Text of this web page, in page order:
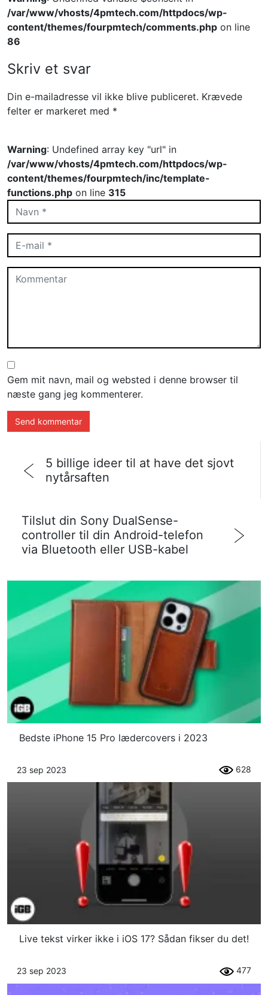
/var/www/vhosts/4pmtech.com/httpdocs/wp-
content/themes/fourpmtech/comments.php on line
86
Skriv et svar
Din e-mailadresse vil ikke blive publiceret. Krævede
felter er markeret med *
Warning: Undefined array key "url" in
/var/www/vhosts/4pmtech.com/httpdocs/wp-
content/themes/fourpmtech/inc/template-
functions.php on line 315
Gem mit navn, mail og websted i denne browser til
næste gang jeg kommenterer.
5 billige ideer til at have det sjovt
nytårsaften
Tilslut din Sony DualSense-
controller til din Android-telefon
via Bluetooth eller USB-kabel
Bedste iPhone 15 Pro lædercovers i 2023
23 sep 2023 628
Live tekst virker ikke i iOS 17? Sådan fikser du det!
23 sep 2023 477